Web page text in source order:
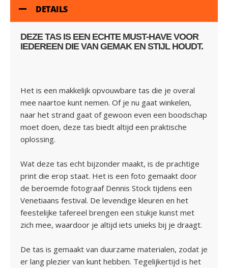
DETAILS
DEZE TAS IS EEN ECHTE MUST-HAVE VOOR
IEDEREEN DIE VAN GEMAK EN STIJL HOUDT.
Het is een makkelijk opvouwbare tas die je overal
mee naartoe kunt nemen. Of je nu gaat winkelen,
naar het strand gaat of gewoon even een boodschap
moet doen, deze tas biedt altijd een praktische
oplossing.
Wat deze tas echt bijzonder maakt, is de prachtige
print die erop staat. Het is een foto gemaakt door
de beroemde fotograaf Dennis Stock tijdens een
Venetiaans festival. De levendige kleuren en het
feestelijke tafereel brengen een stukje kunst met
zich mee, waardoor je altijd iets unieks bij je draagt.
De tas is gemaakt van duurzame materialen, zodat je
er lang plezier van kunt hebben. Tegelijkertijd is het